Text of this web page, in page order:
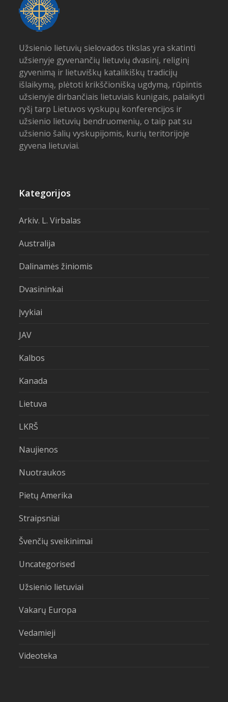
Užsienio lietuvių sielovados tikslas yra skatinti
užsienyje gyvenančių lietuvių dvasinį, religinį
gyvenimą ir lietuviškų katalikiškų tradicijų
išlaikymą, plėtoti krikščionišką ugdymą, rūpintis
užsienyje dirbančiais lietuviais kunigais, palaikyti
ryšį tarp Lietuvos vyskupų konferencijos ir
užsienio lietuvių bendruomenių, o taip pat su
užsienio šalių vyskupijomis, kurių teritorijoje
gyvena lietuviai.
Kategorijos
Arkiv. L. Virbalas
Australija
Dalinamės žiniomis
Dvasininkai
Įvykiai
JAV
Kalbos
Kanada
Lietuva
LKRŠ
Naujienos
Nuotraukos
Pietų Amerika
Straipsniai
Švenčių sveikinimai
Uncategorised
Užsienio lietuviai
Vakarų Europa
Vedamieji
Videoteka